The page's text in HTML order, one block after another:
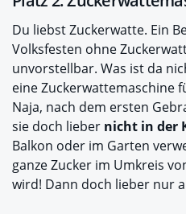
Du liebst Zuckerwatte. Ein
Volksfesten ohne
unvorstellbar. Was ist da
eine Zuckerwattemaschine
Naja, nach dem ersten
sie doch lieber nicht in der
Balkon oder im Garten
ganze Zucker im Umkreis
wird! Dann doch lieber nur